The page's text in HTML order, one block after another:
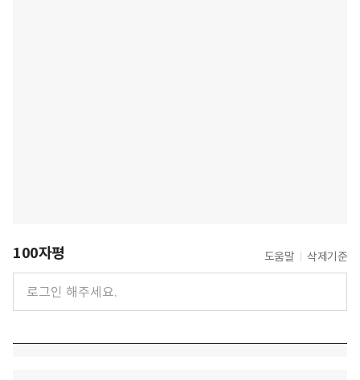
100자평 도움말 삭제기준